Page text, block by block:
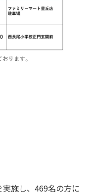
施し、469名の方に